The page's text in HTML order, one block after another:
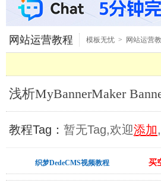
网站运营教程 模板无忧 > 网站运营
教程Tag： 暂无Tag,欢迎添加
织梦DedeCMS视频教程 买